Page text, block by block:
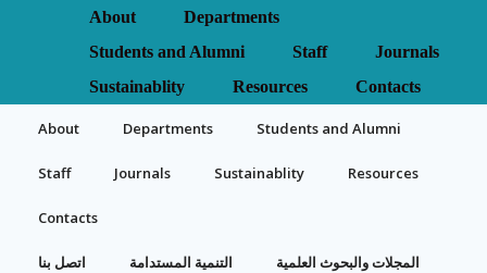
About
Departments
Students and Alumni
Staff
Journals
Sustainablity
Resources Contacts
About Departments Students and Alumni
Staff Journals Sustainablity Resources
Contacts
اتصل بنا التنمية المستدامة المجلات والبحوث العلمية